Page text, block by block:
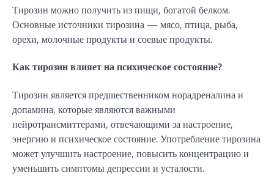
Тирозин можно получить из пищи, богатой белком.
Основные источники тирозина — мясо, птица, рыба,
орехи, молочные продукты и соевые продукты.
Как тирозин влияет на психическое состояние?
Тирозин является предшественником норадреналина и
допамина, которые являются важными
нейротрансмиттерами, отвечающими за настроение,
энергию и психическое состояние. Употребление тирозина
может улучшить настроение, повысить концентрацию и
уменьшить симптомы депрессии и усталости.